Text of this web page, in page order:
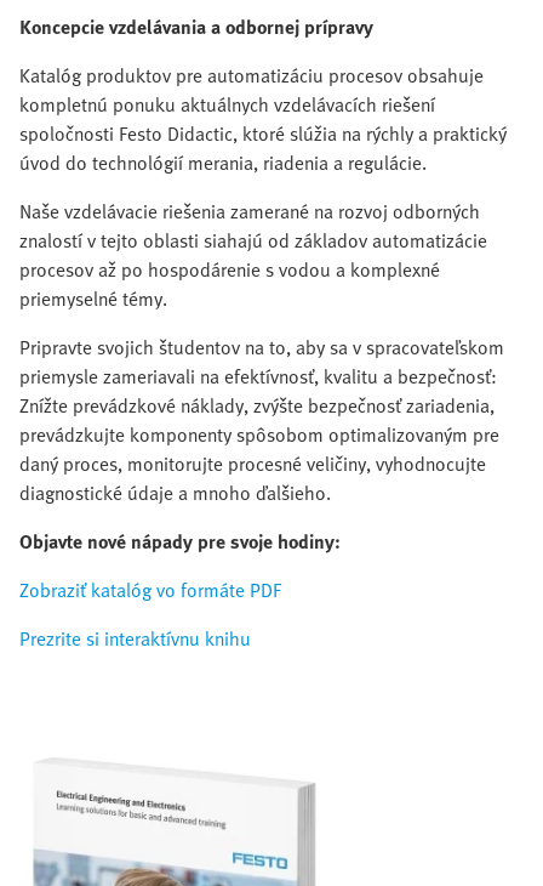
Koncepcie vzdelávania a odbornej prípravy
Katalóg produktov pre automatizáciu procesov obsahuje
kompletnú ponuku aktuálnych vzdelávacích riešení
spoločnosti Festo Didactic, ktoré slúžia na rýchly a praktický
úvod do technológií merania, riadenia a regulácie.
Naše vzdelávacie riešenia zamerané na rozvoj odborných
znalostí v tejto oblasti siahajú od základov automatizácie
procesov až po hospodárenie s vodou a komplexné
priemyselné témy.
Pripravte svojich študentov na to, aby sa v spracovateľskom
priemysle zameriavali na efektívnosť, kvalitu a bezpečnosť:
Znížte prevádzkové náklady, zvýšte bezpečnosť zariadenia,
prevádzkujte komponenty spôsobom optimalizovaným pre
daný proces, monitorujte procesné veličiny, vyhodnocujte
diagnostické údaje a mnoho ďalšieho.
Objavte nové nápady pre svoje hodiny:
Zobraziť katalóg vo formáte PDF
Prezrite si interaktívnu knihu